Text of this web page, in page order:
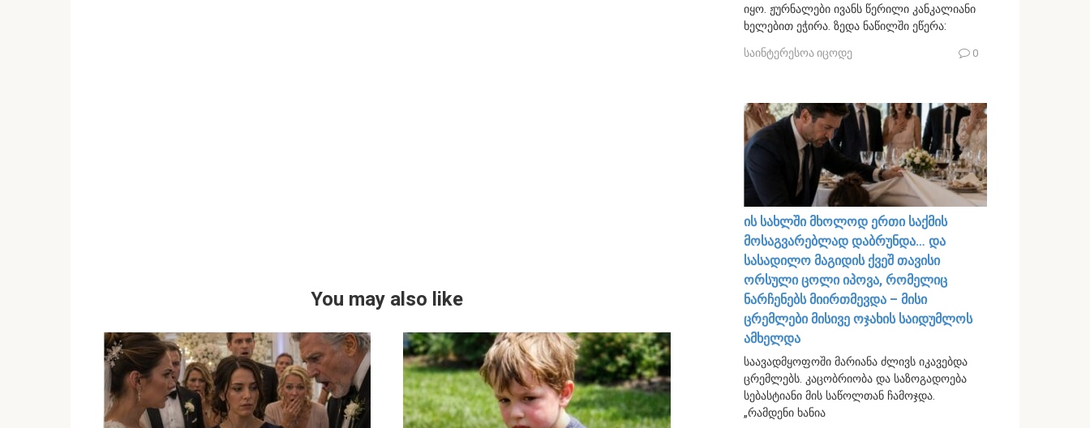
You may also like
იყო. ჟურნალები ივანს წერილი კანკალიანი
ხელებით ეჭირა. ზედა ნაწილში ეწერა:
საინტერესოა იცოდე 0
ის სახლში მხოლოდ ერთი საქმის
მოსაგვარებლად დაბრუნდა… და
სასადილო მაგიდის ქვეშ თავისი
ორსული ცოლი იპოვა, რომელიც
ნარჩენებს მიირთმევდა – მისი
ცრემლები მისივე ოჯახის საიდუმლოს
ამხელდა
საავადმყოფოში მარიანა ძლივს იკავებდა
ცრემლებს. კაცობრიობა და საზოგადოება
სებასტიანი მის საწოლთან ჩამოჯდა.
„რამდენი ხანია